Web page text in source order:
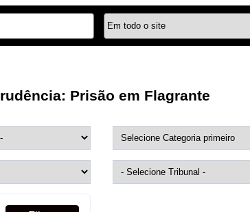
Prisão em Flagrante